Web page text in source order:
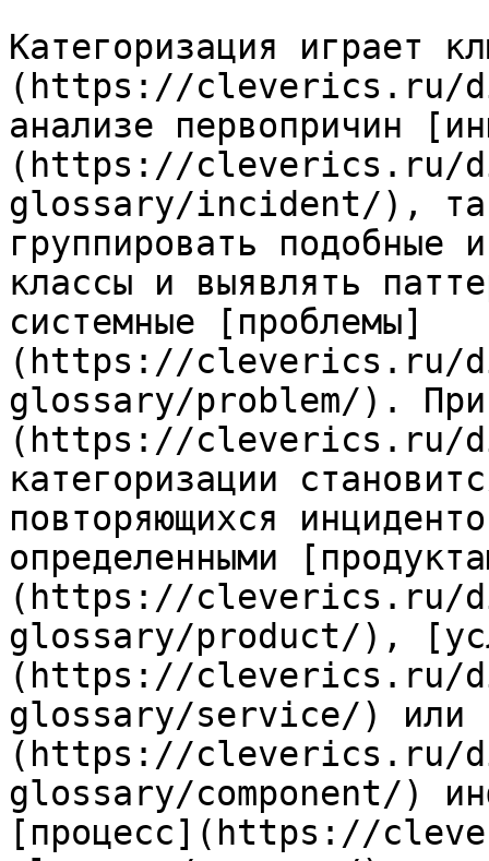
Категоризация играет
(https://cleverics.ru/
анализе первопричин
(https://cleverics.ru/
glossary/incident/), так
группировать подобные
классы и выявлять
системные [проблемы]
(https://cleverics.ru/
glossary/problem/). При
(https://cleverics.ru/
категоризации
повторяющихся
определенными
(https://cleverics.ru/
glossary/product/),
(https://cleverics.ru/
glossary/service/) или
(https://cleverics.ru/
glossary/component/)
[процесс](https://